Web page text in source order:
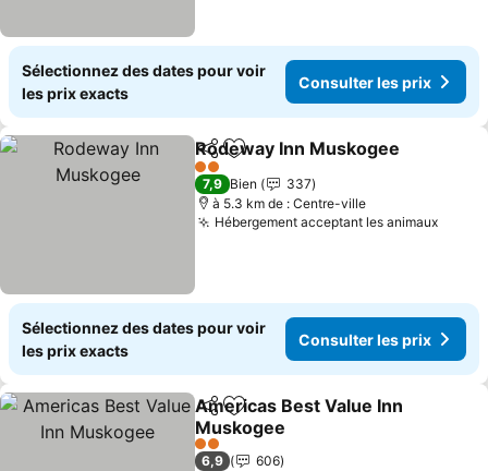
Sélectionnez des dates pour voir
les prix exacts
Consulter les prix
PartagerAjouter à mes favoris
Rodeway Inn Muskogee
2 Étoiles
7,9 Bien
337
à 5.3 km de : Centre-ville
Hébergement acceptant les animaux
Sélectionnez des dates pour voir
les prix exacts
Consulter les prix
PartagerAjouter à mes favoris
Americas Best Value Inn
Muskogee
Consulter les prix
2 Étoiles
6,9
606